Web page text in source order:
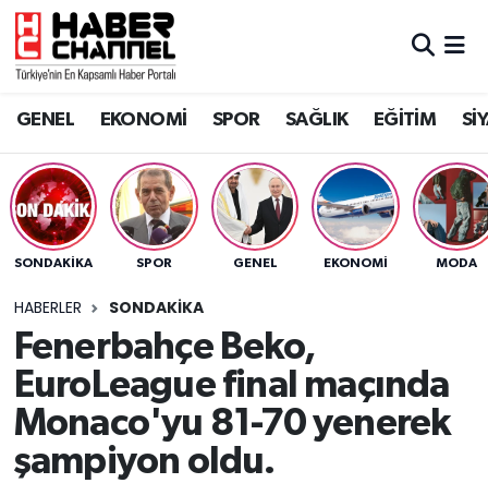
GENEL EKONOMİ SPOR SAĞLIK EĞİTİM
SONDAKIKA SPOR GENEL EKONOMİ MODA
HABERLER SONDAKIKA
Fenerbahçe Beko,
EuroLeague final maçında
Monaco'yu 81-70 yenerek
şampiyon oldu.
GENEL
SPOR
SAĞLIK
EĞİTİM
SİYASET
MAGAZİN
Nöbetçi Eczaneler
Trafik Durumu
Süper Lig Puan Durumu ve Fikstür
Tüm Manşetler
Son Dakika Haberleri
Haber Arşivi